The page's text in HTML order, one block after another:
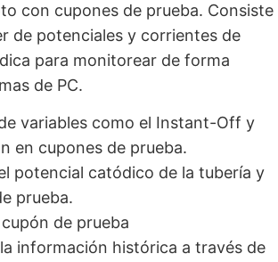
con cupones de prueba. Consiste
de potenciales y corrientes de
para monitorear de forma
de PC.
variables como el Instant-Off y
en cupones de prueba.
potencial catódico de la tubería y
prueba.
de prueba
información histórica a través de